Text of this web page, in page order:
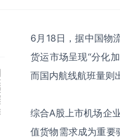
6月18日，据中国物
货运市场呈现“分化
而国内航线航班量则
综合A股上市机场企
值货物需求成为重要